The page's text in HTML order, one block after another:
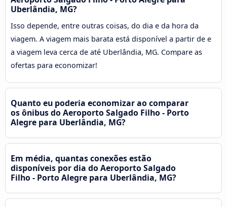
Uberlândia, MG?
Isso depende, entre outras coisas, do dia e da hora da
viagem. A viagem mais barata está disponível a partir de e
a viagem leva cerca de até Uberlândia, MG. Compare as
ofertas para economizar!
Quanto eu poderia economizar ao comparar
os ônibus do Aeroporto Salgado Filho - Porto
Alegre para Uberlândia, MG?
Em média, quantas conexões estão
disponíveis por dia do Aeroporto Salgado
Filho - Porto Alegre para Uberlândia, MG?